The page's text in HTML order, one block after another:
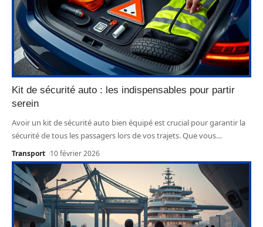
Kit de sécurité auto : les indispensables pour partir
serein
Avoir un kit de sécurité auto bien équipé est crucial pour garantir la
sécurité de tous les passagers lors de vos trajets. Que vous…
Transport 10 février 2026